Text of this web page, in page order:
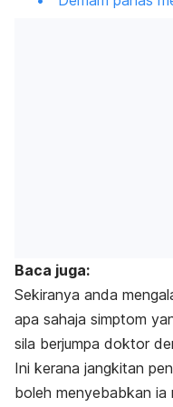
Baca juga:
Sekiranya anda
apa sahaja simptom
sila berjumpa doktor
Ini kerana jangkitan
boleh menyebabkan ia